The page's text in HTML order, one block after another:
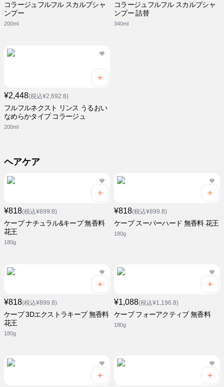
コラージュフルフル スカルプシャ
ンプー
200ml
コラージュフルフル スカルプシャ
ンプー 詰替
340ml
¥2,448(税込¥2,692.8)
フルフルネクスト リンス うるおい
なめらかタイプ コラージュ
200ml
ヘアケア
¥818(税込¥899.8)
ケープ ナチュラル&キープ 無香料
花王
180g
¥818(税込¥899.8)
ケープ スーパーハード 無香料 花王
180g
¥818(税込¥899.8)
ケープ 3Dエクストラキープ 無香料
花王
180g
¥1,088(税込¥1,196.8)
ケープ フォーアクティブ 無香料
180g